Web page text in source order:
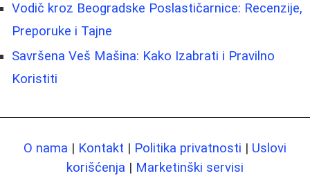
Vodič kroz Beogradske Poslastičarnice: Recenzije,
Preporuke i Tajne
Savršena Veš Mašina: Kako Izabrati i Pravilno
Koristiti
O nama | Kontakt | Politika privatnosti | Uslovi
korišćenja | Marketinški servisi